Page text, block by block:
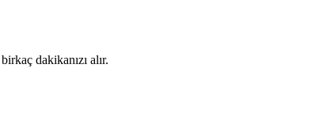
dakikanızı alır.